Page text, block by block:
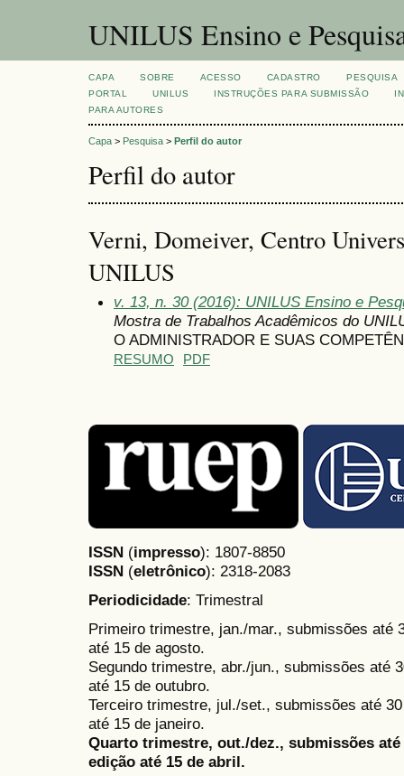
UNILUS Ensino e
CAPA SOBRE ACESSO CADASTRO
PESQUISA
PORTAL
UNILUS INSTRUÇÕES PARA SUBMISSÃO
PARA AUTORES
Capa > Pesquisa > Perfil do autor
Perfil do autor
Verni, Domeiver, Centro
UNILUS
v. 13, n. 30 (2016): UNILUS Ensino e
Mostra de Trabalhos Acadêmicos do
O ADMINISTRADOR E SUAS
RESUMO PDF
ISSN (impresso): 1807-8850
ISSN (eletrônico): 2318-2083
Periodicidade: Trimestral
Primeiro trimestre, jan./mar., submissões até
até 15 de agosto.
Segundo trimestre, abr./jun., submissões até
até 15 de outubro.
Terceiro trimestre, jul./set., submissões até
até 15 de janeiro.
Quarto trimestre, out./dez., submissões
edição até 15 de abril.